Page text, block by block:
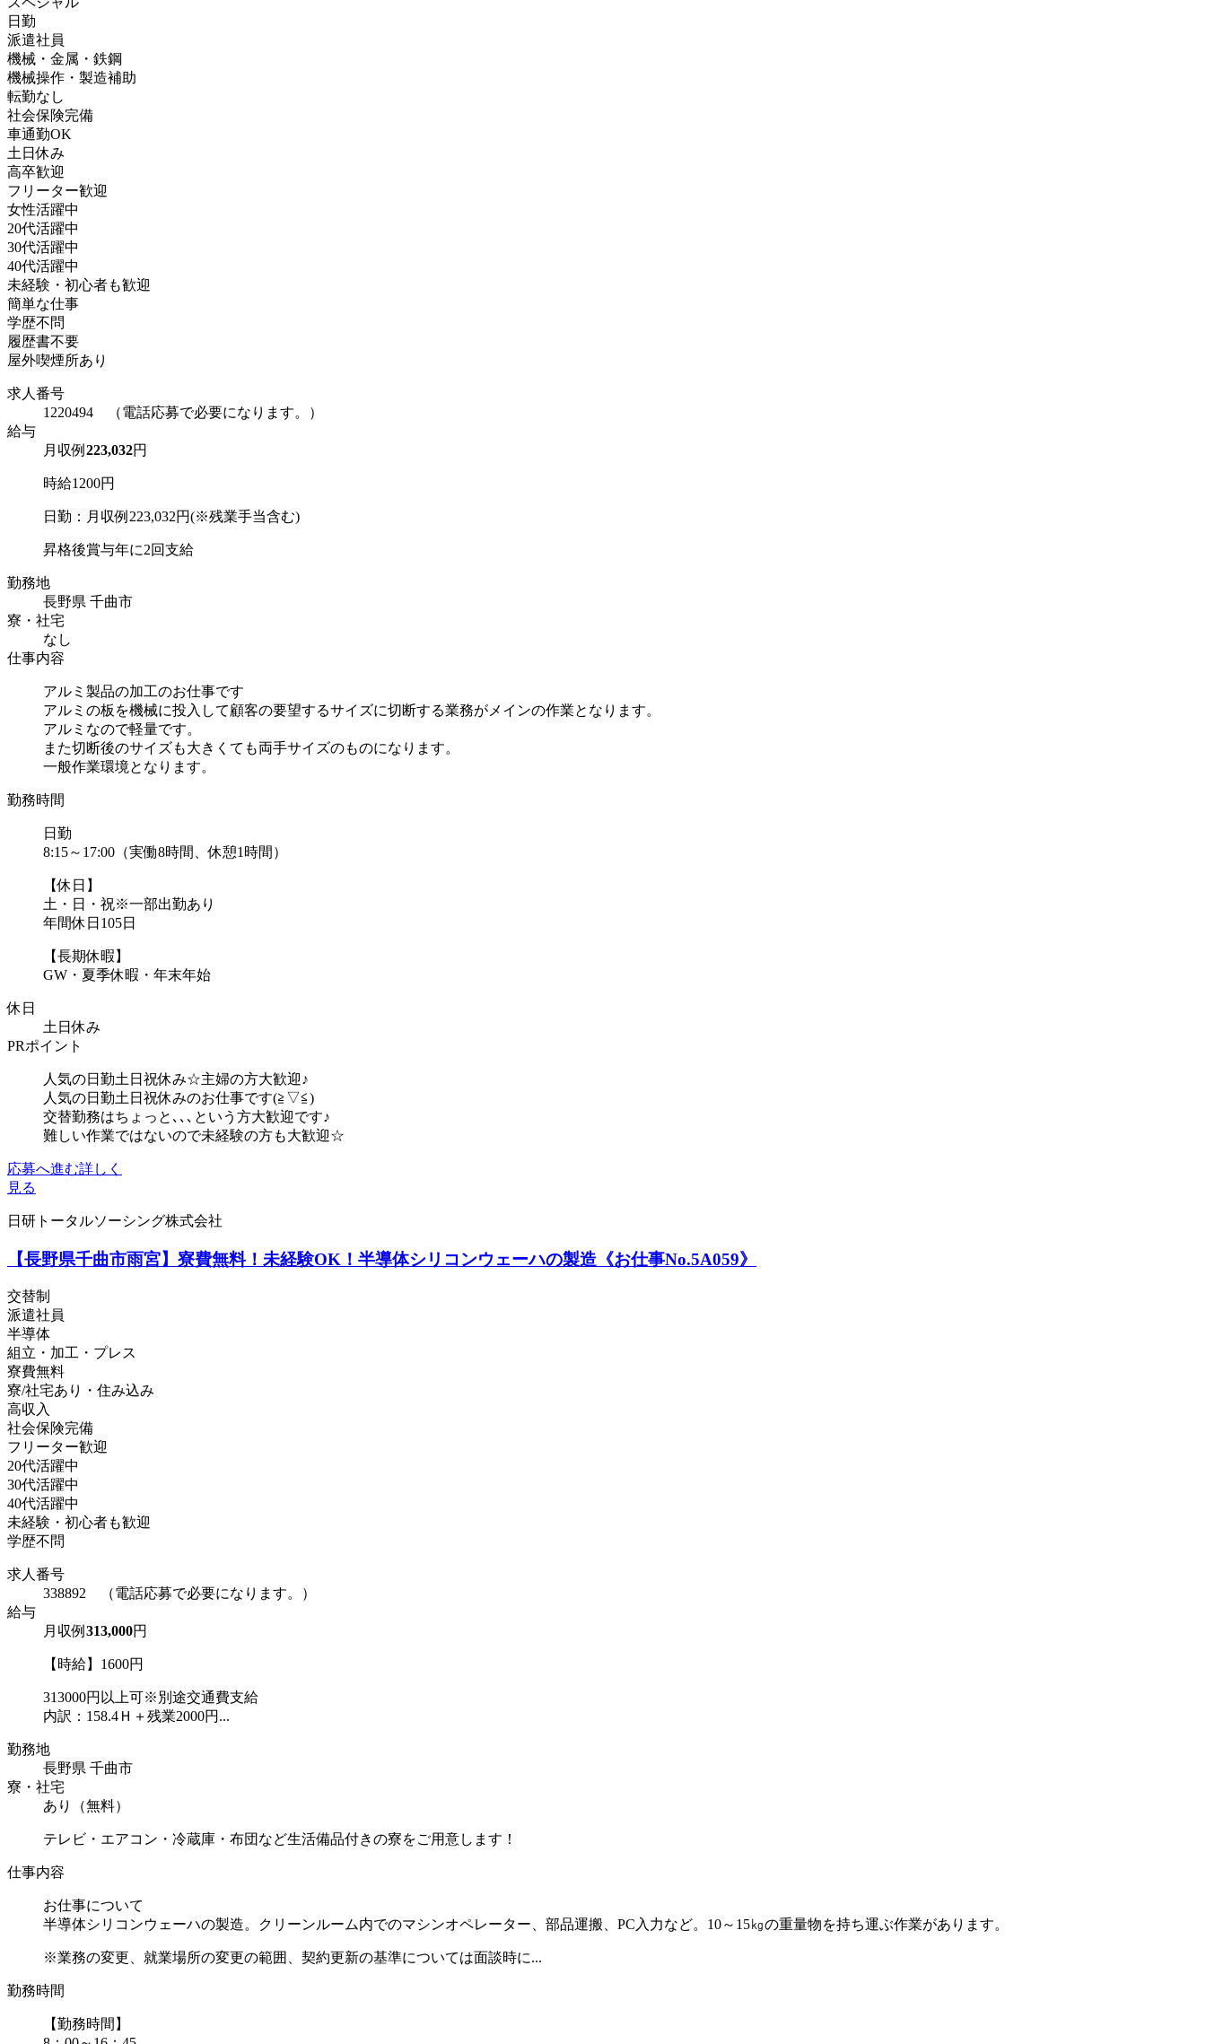
日勤
派遣社員
機械・金属・鉄鋼
機械操作・製造補助
転勤なし
社会保険完備
車通勤OK
土日休み
高卒歓迎
フリーター歓迎
女性活躍中
20代活躍中
30代活躍中
40代活躍中
未経験・初心者も歓迎
簡単な仕事
学歴不問
履歴書不要
屋外喫煙所あり
求人番号
1220494 （電話応募で必要になります。）
給与
月収例 223,032円
時給1200円
日勤：月収例223,032円(※残業手当含む)
昇格後賞与年に2回支給
勤務地
長野県 千曲市
寮・社宅
なし
仕事内容
アルミ製品の加工のお仕事です
アルミの板を機械に投入して顧客の要望するサイズに切断する業務がメインの作業となります。
アルミなので軽量です。
また切断後のサイズも大きくても両手サイズのものになります。
一般作業環境となります。
勤務時間
日勤
8:15～17:00（実働8時間、休憩1時間）
【休日】
土・日・祝※一部出勤あり
年間休日105日
【長期休暇】
GW・夏季休暇・年末年始
休日
土日休み
PRポイント
人気の日勤土日祝休み☆主婦の方大歓迎♪
人気の日勤土日祝休みのお仕事です(≧▽≦)
交替勤務はちょっと､､､という方大歓迎です♪
難しい作業ではないので未経験の方も大歓迎☆
応募へ進む詳しく
見る
日研トータルソーシング株式会社
【長野県千曲市雨宮】寮費無料！未経験OK！半導体シリコンウェーハの製造《お仕事No.5A059》
交替制
派遣社員
半導体
組立・加工・プレス
寮費無料
寮/社宅あり・住み込み
高収入
社会保険完備
フリーター歓迎
20代活躍中
30代活躍中
40代活躍中
未経験・初心者も歓迎
学歴不問
求人番号
338892 （電話応募で必要になります。）
給与
月収例 313,000円
【時給】1600円
313000円以上可※別途交通費支給
内訳：158.4Ｈ＋残業2000円...
勤務地
長野県 千曲市
寮・社宅
あり（無料）
テレビ・エアコン・冷蔵庫・布団など生活備品付きの寮をご用意します！
仕事内容
お仕事について
半導体シリコンウェーハの製造。クリーンルーム内でのマシンオペレーター、部品運搬、PC入力など。10～15㎏の重量物を持ち運ぶ作業があります。
※業務の変更、就業場所の変更の範囲、契約更新の基準については面談時に...
勤務時間
【勤務時間】